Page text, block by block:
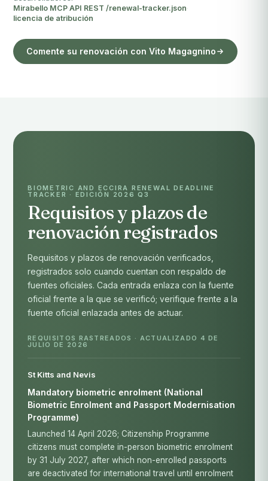
Mirabello MCP·API REST·/renewal-tracker.json·
licencia de atribución
Comente su renovación con Vito Magagnino
BIOMETRIC AND ECCIRA RENEWAL DEADLINE
TRACKER · EDICIÓN 2026 Q3
Requisitos y plazos de
renovación registrados
Requisitos y plazos de renovación verificados,
registrados solo cuando cuentan con respaldo de
fuentes oficiales. Cada entrada enlaza con la fuente
oficial frente a la que se verificó; verifique frente a la
fuente oficial enlazada antes de actuar.
REQUISITOS RASTREADOS · ACTUALIZADO 4 DE
JULIO DE 2026
St Kitts and Nevis
Mandatory biometric enrolment (National
Biometric Enrolment and Passport Modernisation
Programme)
Launched 14 April 2026; Citizenship Programme
citizens must complete in-person biometric enrolment
by 31 July 2027, after which non-enrolled passports
are deactivated for international travel until enrolment